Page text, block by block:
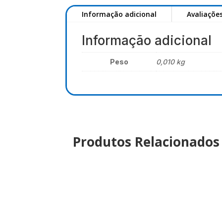
Informação adicional
Informação adicional
Peso 0,010 kg
Produtos Relacionados